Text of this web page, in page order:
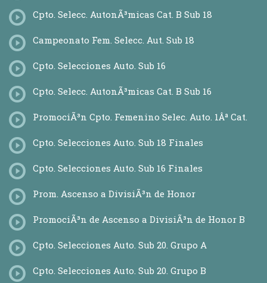
Cpto. Selecc. AutonÃ³micas Cat. B Sub 18
Campeonato Fem. Selecc. Aut. Sub 18
Cpto. Selecciones Auto. Sub 16
Cpto. Selecc. AutonÃ³micas Cat. B Sub 16
PromociÃ³n Cpto. Femenino Selec. Auto. 1Âª Cat.
Cpto. Selecciones Auto. Sub 18 Finales
Cpto. Selecciones Auto. Sub 16 Finales
Prom. Ascenso a DivisiÃ³n de Honor
PromociÃ³n de Ascenso a DivisiÃ³n de Honor B
Cpto. Selecciones Auto. Sub 20. Grupo A
Cpto. Selecciones Auto. Sub 20. Grupo B